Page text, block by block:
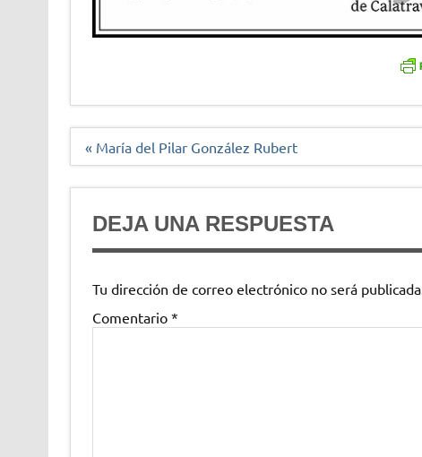
Navegación
« María del Pilar González Rubert
DEJA UNA RESPUESTA
Tu dirección de correo electrónico no será publicada.
Comentario *